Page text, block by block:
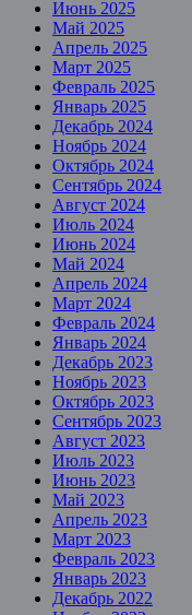
Июнь 2025
Май 2025
Апрель 2025
Март 2025
Февраль 2025
Январь 2025
Декабрь 2024
Ноябрь 2024
Октябрь 2024
Сентябрь 2024
Август 2024
Июль 2024
Июнь 2024
Май 2024
Апрель 2024
Март 2024
Февраль 2024
Январь 2024
Декабрь 2023
Ноябрь 2023
Октябрь 2023
Сентябрь 2023
Август 2023
Июль 2023
Июнь 2023
Май 2023
Апрель 2023
Март 2023
Февраль 2023
Январь 2023
Декабрь 2022